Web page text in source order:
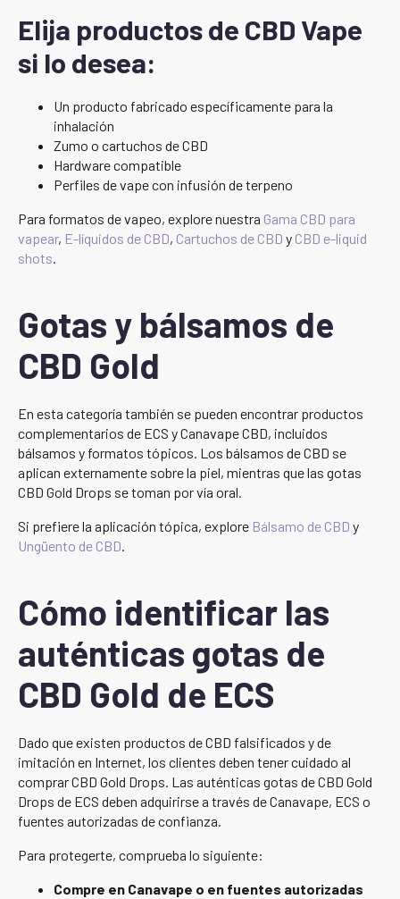
Elija productos de CBD Vape
si lo desea:
Un producto fabricado específicamente para la
inhalación
Zumo o cartuchos de CBD
Hardware compatible
Perfiles de vape con infusión de terpeno
Para formatos de vapeo, explore nuestra Gama CBD para
vapear, E-líquidos de CBD, Cartuchos de CBD y CBD e-liquid
shots.
Gotas y bálsamos de
CBD Gold
En esta categoría también se pueden encontrar productos
complementarios de ECS y Canavape CBD, incluidos
bálsamos y formatos tópicos. Los bálsamos de CBD se
aplican externamente sobre la piel, mientras que las gotas
CBD Gold Drops se toman por vía oral.
Si prefiere la aplicación tópica, explore Bálsamo de CBD y
Ungüento de CBD.
Cómo identificar las
auténticas gotas de
CBD Gold de ECS
Dado que existen productos de CBD falsificados y de
imitación en Internet, los clientes deben tener cuidado al
comprar CBD Gold Drops. Las auténticas gotas de CBD Gold
Drops de ECS deben adquirirse a través de Canavape, ECS o
fuentes autorizadas de confianza.
Para protegerte, comprueba lo siguiente:
Compre en Canavape o en fuentes autorizadas